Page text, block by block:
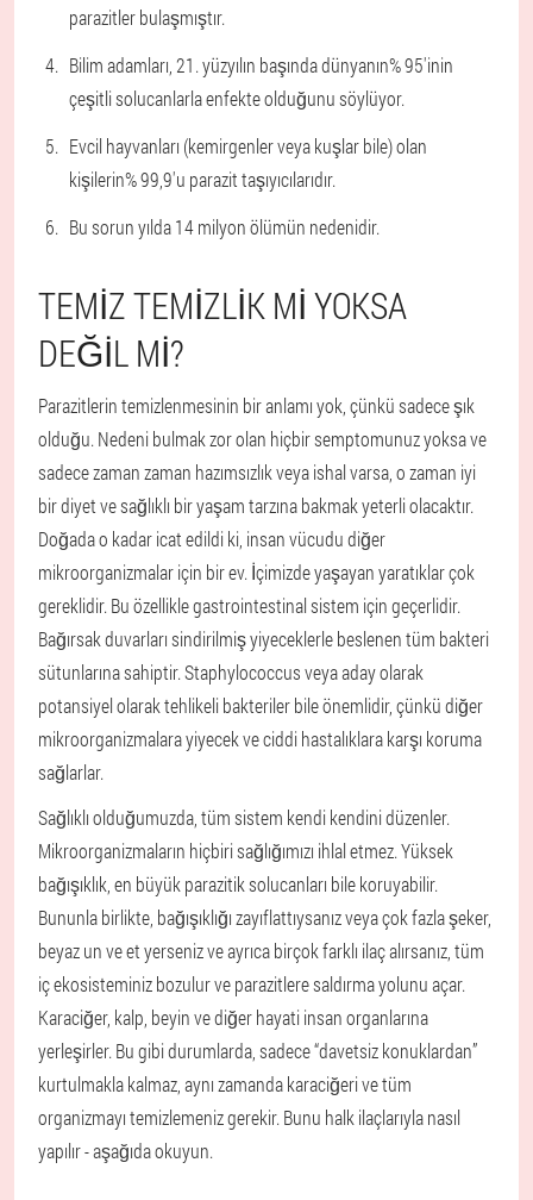
parazitler bulaşmıştır.
Bilim adamları, 21. yüzyılın başında dünyanın% 95'inin
çeşitli solucanlarla enfekte olduğunu söylüyor.
Evcil hayvanları (kemirgenler veya kuşlar bile) olan
kişilerin% 99,9'u parazit taşıyıcılarıdır.
Bu sorun yılda 14 milyon ölümün nedenidir.
TEMIZ TEMIZLIK MI YOKSA
DEĞIL MI?
Parazitlerin temizlenmesinin bir anlamı yok, çünkü sadece şık
olduğu. Nedeni bulmak zor olan hiçbir semptomunuz yoksa ve
sadece zaman zaman hazımsızlık veya ishal varsa, o zaman iyi
bir diyet ve sağlıklı bir yaşam tarzına bakmak yeterli olacaktır.
Doğada o kadar icat edildi ki, insan vücudu diğer
mikroorganizmalar için bir ev. İçimizde yaşayan yaratıklar çok
gereklidir. Bu özellikle gastrointestinal sistem için geçerlidir.
Bağırsak duvarları sindirilmiş yiyeceklerle beslenen tüm bakteri
sütunlarına sahiptir. Staphylococcus veya aday olarak
potansiyel olarak tehlikeli bakteriler bile önemlidir, çünkü diğer
mikroorganizmalara yiyecek ve ciddi hastalıklara karşı koruma
sağlarlar.
Sağlıklı olduğumuzda, tüm sistem kendi kendini düzenler.
Mikroorganizmaların hiçbiri sağlığımızı ihlal etmez. Yüksek
bağışıklık, en büyük parazitik solucanları bile koruyabilir.
Bununla birlikte, bağışıklığı zayıflattıysanız veya çok fazla şeker,
beyaz un ve et yerseniz ve ayrıca birçok farklı ilaç alırsanız, tüm
iç ekosisteminiz bozulur ve parazitlere saldırma yolunu açar.
Karaciğer, kalp, beyin ve diğer hayati insan organlarına
yerleşirler. Bu gibi durumlarda, sadece “davetsiz konuklardan”
kurtulmakla kalmaz, aynı zamanda karaciğeri ve tüm
organizmayı temizlemeniz gerekir. Bunu halk ilaçlarıyla nasıl
yapılır - aşağıda okuyun.